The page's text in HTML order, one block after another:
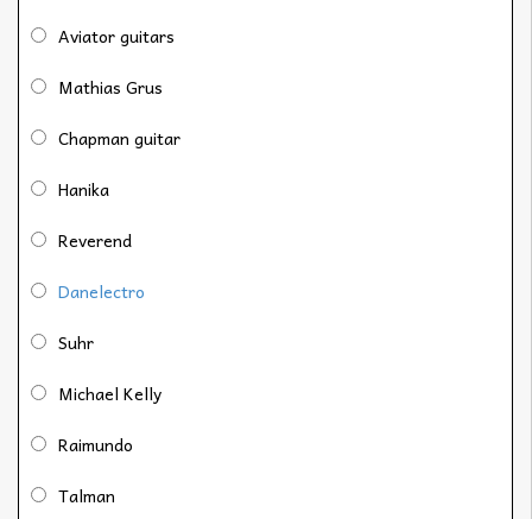
Aviator guitars
Mathias Grus
Chapman guitar
Hanika
Reverend
Danelectro
Suhr
Michael Kelly
Raimundo
Talman